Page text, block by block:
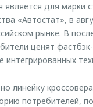
является для марки
«Автостат», в
рынке. В
ценят
интегрированных
линейку
потребителей,